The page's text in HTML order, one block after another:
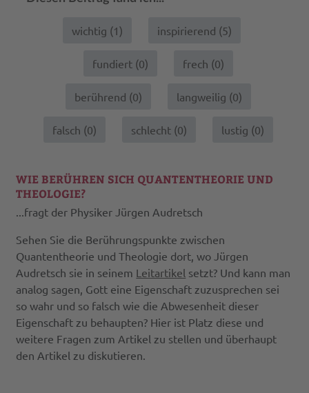
wichtig (1) inspirierend (5)
fundiert (0) frech (0)
berührend (0) langweilig (0)
falsch (0) schlecht (0) lustig (0)
WIE BERÜHREN SICH QUANTENTHEORIE UND
THEOLOGIE?
...fragt der Physiker Jürgen Audretsch
Sehen Sie die Berührungspunkte zwischen
Quantentheorie und Theologie dort, wo Jürgen
Audretsch sie in seinem Leitartikel setzt? Und kann man
analog sagen, Gott eine Eigenschaft zuzusprechen sei
so wahr und so falsch wie die Abwesenheit dieser
Eigenschaft zu behaupten? Hier ist Platz diese und
weitere Fragen zum Artikel zu stellen und überhaupt
den Artikel zu diskutieren.